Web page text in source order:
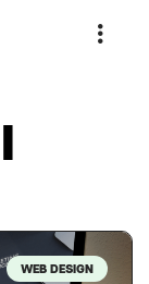
WEB DESIGN